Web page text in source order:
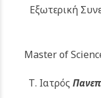
Εξωτερική
Master of
Τ. Ιατρός